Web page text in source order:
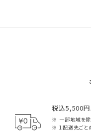
税込5,500
一部地域を除
1配送先ごと